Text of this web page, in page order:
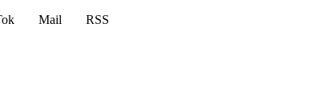
Mail
RSS